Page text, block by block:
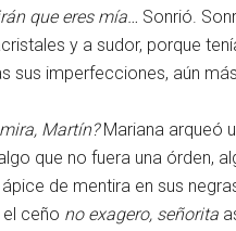
que eres mía… Sonrió.
y a sudor, porque
sus imperfecciones, aún
Martín?Mariana arqueó
que no fuera una órden,
de mentira en sus
ceño no exagero, señorita